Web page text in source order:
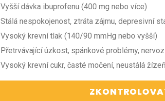
Vyšší dávka ibuprofenu (400 mg nebo více)
Stálá nespokojenost, ztráta zájmu, depresivní
Vysoký krevní tlak (140/90 mmHg nebo vyšší)
Přetrvávající úzkost, spánkové problémy,
Vysoký krevní cukr, časté močení, neustálá žízeň